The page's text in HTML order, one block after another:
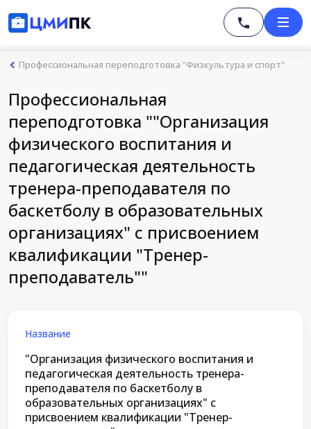
Профессиональная переподготовка "Физкультура и спорт"
Профессиональная
переподготовка ""Организация
физического воспитания и
педагогическая деятельность
тренера-преподавателя по
баскетболу в образовательных
организациях" с присвоением
квалификации "Тренер-
преподаватель""
Название
"Организация физического воспитания и
педагогическая деятельность тренера-
преподавателя по баскетболу в
образовательных организациях" с
присвоением квалификации "Тренер-